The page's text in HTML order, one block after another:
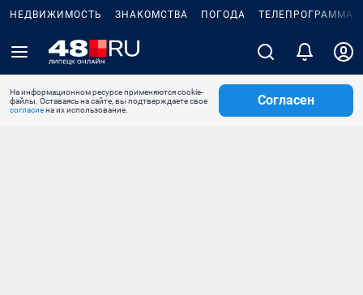
НЕДВИЖИМОСТЬ ЗНАКОМСТВА ПОГОДА ТЕЛЕПРОГРАММА
На информационном ресурсе применяются cookie-
файлы. Оставаясь на сайте, вы подтверждаете свое
согласиена их использование.
Согласен